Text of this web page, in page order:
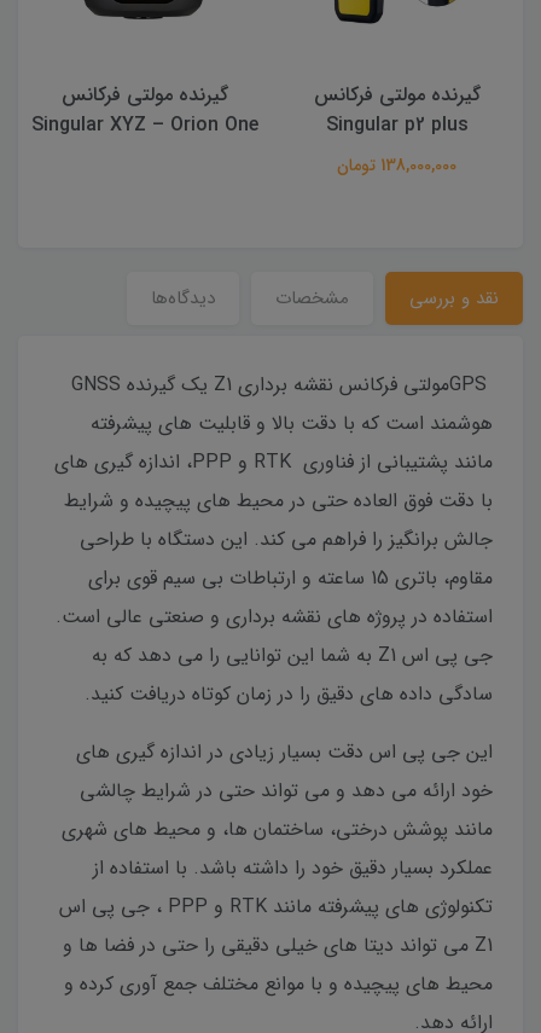
گیرنده مولتی فرکانس
Singular p2 plus
138,000,000 تومان
گیرنده مولتی فرکانس
Singular XYZ – Orion One
نقد و بررسی مشخصات دیدگاه‌ها
GPSمولتی فرکانس نقشه برداری Z1 یک گیرنده GNSS
هوشمند است که با دقت بالا و قابلیت های پیشرفته
مانند پشتیبانی از فناوری RTK و PPP، اندازه گیری های
با دقت فوق العاده حتی در محیط های پیچیده و شرایط
جالش برانگیز را فراهم می کند. این دستگاه با طراحی
مقاوم، باتری 15 ساعته و ارتباطات بی سیم قوی برای
استفاده در پروژه های نقشه برداری و صنعتی عالی است.
جی پی اس Z1 به شما این توانایی را می دهد که به
سادگی داده های دقیق را در زمان کوتاه دریافت کنید.
این جی پی اس دقت بسیار زیادی در اندازه گیری های
خود ارائه می دهد و می تواند حتی در شرایط چالشی
مانند پوشش درختی، ساختمان ها، و محیط های شهری
عملکرد بسیار دقیق خود را داشته باشد. با استفاده از
تکنولوژی های پیشرفته مانند RTK و PPP ، جی پی اس
Z1 می تواند دیتا های خیلی دقیقی را حتی در فضا ها و
محیط های پیچیده و با موانع مختلف جمع آوری کرده و
ارائه دهد.